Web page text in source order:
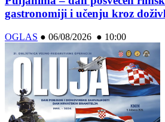
gastronomiji i učenju kroz
OGLAS ● 06/08/2026 ● 10:00